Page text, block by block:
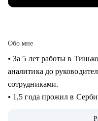
Обо мне
• За 5 лет работы в
аналитика до
сотрудниками.
• 1,5 года прожил в